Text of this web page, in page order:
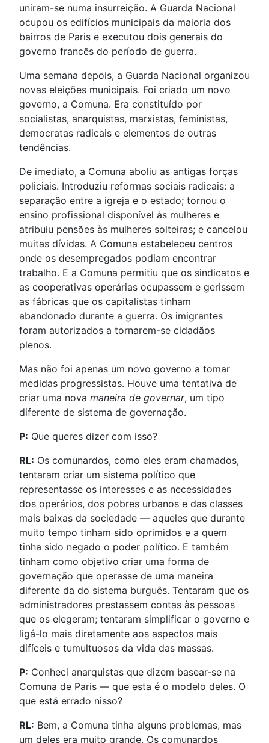
uniram-se numa insurreição. A Guarda Nacional
ocupou os edifícios municipais da maioria dos
bairros de Paris e executou dois generais do
governo francês do período de guerra.
Uma semana depois, a Guarda Nacional organizou
novas eleições municipais. Foi criado um novo
governo, a Comuna. Era constituído por
socialistas, anarquistas, marxistas, feministas,
democratas radicais e elementos de outras
tendências.
De imediato, a Comuna aboliu as antigas forças
policiais. Introduziu reformas sociais radicais: a
separação entre a igreja e o estado; tornou o
ensino profissional disponível às mulheres e
atribuiu pensões às mulheres solteiras; e cancelou
muitas dívidas. A Comuna estabeleceu centros
onde os desempregados podiam encontrar
trabalho. E a Comuna permitiu que os sindicatos e
as cooperativas operárias ocupassem e gerissem
as fábricas que os capitalistas tinham
abandonado durante a guerra. Os imigrantes
foram autorizados a tornarem-se cidadãos
plenos.
Mas não foi apenas um novo governo a tomar
medidas progressistas. Houve uma tentativa de
criar uma nova maneira de governar, um tipo
diferente de sistema de governação.
P: Que queres dizer com isso?
RL: Os comunardos, como eles eram chamados,
tentaram criar um sistema político que
representasse os interesses e as necessidades
dos operários, dos pobres urbanos e das classes
mais baixas da sociedade — aqueles que durante
muito tempo tinham sido oprimidos e a quem
tinha sido negado o poder político. E também
tinham como objetivo criar uma forma de
governação que operasse de uma maneira
diferente da do sistema burguês. Tentaram que os
administradores prestassem contas às pessoas
que os elegeram; tentaram simplificar o governo e
ligá-lo mais diretamente aos aspectos mais
difíceis e tumultuosos da vida das massas.
P: Conheci anarquistas que dizem basear-se na
Comuna de Paris — que esta é o modelo deles. O
que está errado nisso?
RL: Bem, a Comuna tinha alguns problemas, mas
um deles era muito grande. Os comunardos